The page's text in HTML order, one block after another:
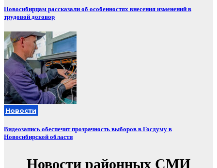
Новосибирцам рассказали об особенностях внесения изменений в
трудовой договор
Новости
Видеозапись обеспечит прозрачность выборов в Госдуму в
Новосибирской области